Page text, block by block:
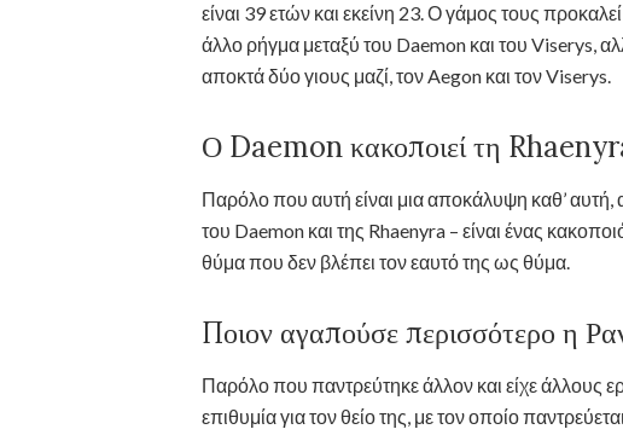
είναι 39 ετών και εκείνη 23. Ο γάμος τους
άλλο ρήγμα μεταξύ του Daemon και του Viserys,
αποκτά δύο γιους μαζί, τον Aegon και τον Viserys.
Ο Daemon κακοποιεί τη
Παρόλο που αυτή είναι μια αποκάλυψη καθ’ αυτή,
του Daemon και της Rhaenyra – είναι ένας
θύμα που δεν βλέπει τον εαυτό της ως θύμα.
Ποιον αγαπούσε περισσότερο η
Παρόλο που παντρεύτηκε άλλον και είχε άλλους
επιθυμία για τον θείο της, με τον οποίο